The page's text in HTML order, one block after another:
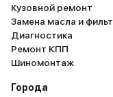
Кузовной ремонт
Замена масла и
Диагностика
Ремонт КПП
Шиномонтаж
Города